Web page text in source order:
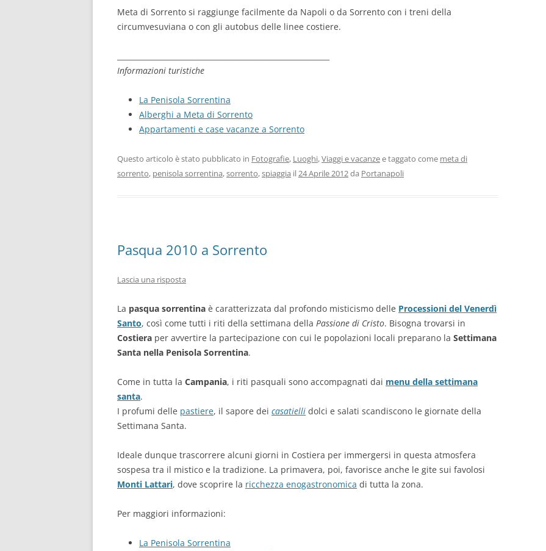
Meta di Sorrento si raggiunge facilmente da Napoli o da Sorrento con i treni della
circumvesuviana o con gli autobus delle linee costiere.
Informazioni turistiche
La Penisola Sorrentina
Alberghi a Meta di Sorrento
Appartamenti e case vacanze a Sorrento
Questo articolo è stato pubblicato in Fotografie, Luoghi,Viaggi e vacanzee taggato come meta di
sorrento, penisola sorrentina,sorrento,spiaggia il24 Aprile 2012da Portanapoli
Pasqua 2010 a Sorrento
Lascia una risposta
La pasqua sorrentina è caratterizzata dal profondo misticismo delle Processioni del Venerdì
Santo, così come tutti i riti della settimana della Passione di Cristo. Bisogna trovarsi in
Costiera per avvertire la partecipazione con cui le popolazioni locali preparano la Settimana
Santa nella Penisola Sorrentina.
Come in tutta la Campania, i riti pasquali sono accompagnati dai menu della settimana
santa.
I profumi delle pastiere, il sapore dei casatielli dolci e salati scandiscono le giornate della
Settimana Santa.
Ideale dunque trascorrere alcuni giorni in Costiera per immergersi in questa atmosfera
sospesa tra il mistico e la tradizione. La primavera, poi, favorisce anche le gite sui favolosi
Monti Lattari, dove scoprire la ricchezza enogastronomica di tutta la zona.
Per maggiori informazioni:
La Penisola Sorrentina